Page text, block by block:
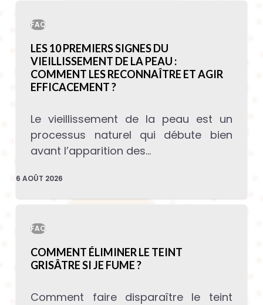
FAQ
LES 10 PREMIERS SIGNES DU
VIEILLISSEMENT DE LA PEAU :
COMMENT LES RECONNAÎTRE ET AGIR
EFFICACEMENT ?
Le vieillissement de la peau est un
processus naturel qui débute bien
avant l’apparition des…
6 AOÛT 2026
FAQ
COMMENT ÉLIMINER LE TEINT
GRISÂTRE SI JE FUME ?
Comment faire disparaître le teint